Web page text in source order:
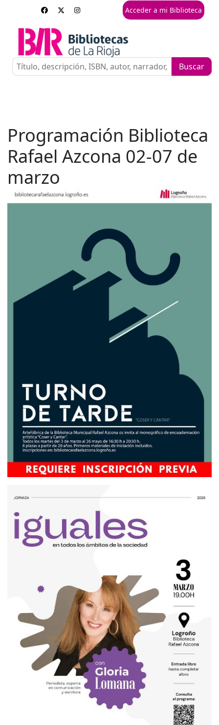
Acceder a mi Biblioteca
Programación Biblioteca
Rafael Azcona 02-07 de
marzo